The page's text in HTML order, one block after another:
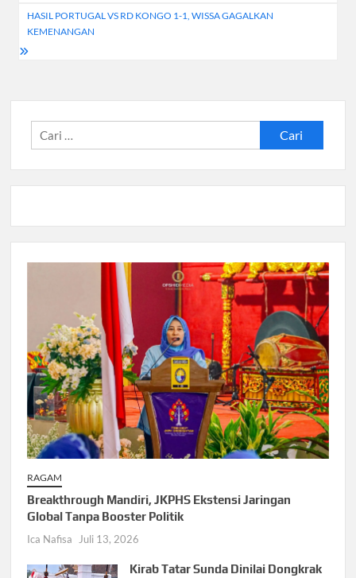
HASIL PORTUGAL VS RD KONGO 1-1, WISSA GAGALKAN
KEMENANGAN
Cari
untuk:
RAGAM
Breakthrough Mandiri, JKPHS Ekstensi Jaringan
Global Tanpa Booster Politik
Ica Nafisa Juli 13, 2026
Kirab Tatar Sunda Dinilai Dongkrak